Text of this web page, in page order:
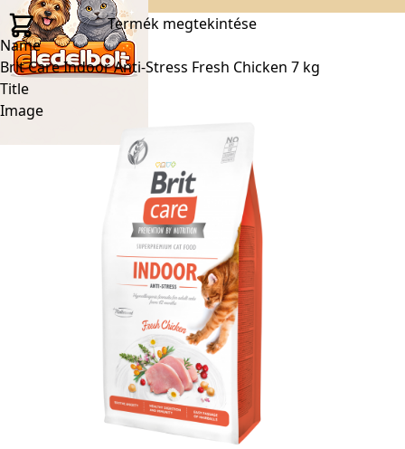
Termék megtekintése
Name
Brit Care Indoor Anti-Stress Fresh Chicken 7 kg
Title
Image